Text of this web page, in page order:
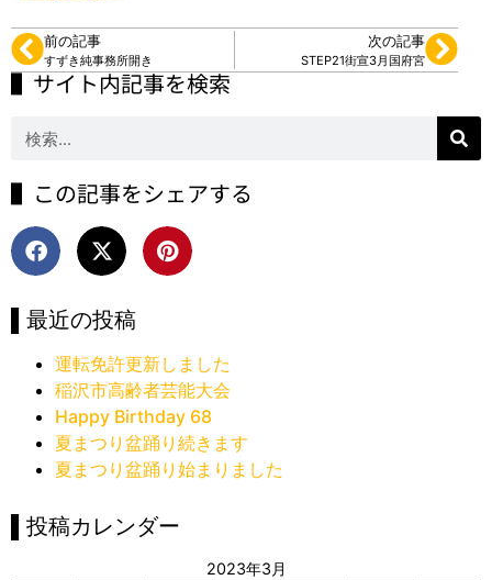
前の記事
すずき純事務所開き
次の記事
STEP21街宣3月国府宮
▌サイト内記事を検索
▌この記事をシェアする
▌最近の投稿
運転免許更新しました
稲沢市高齢者芸能大会
Happy Birthday 68
夏まつり盆踊り続きます
夏まつり盆踊り始まりました
▌投稿カレンダー
2023年3月